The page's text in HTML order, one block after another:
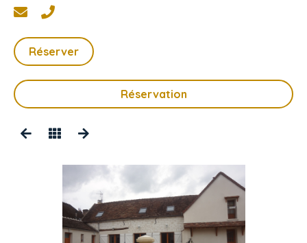
Réserver
Réservation